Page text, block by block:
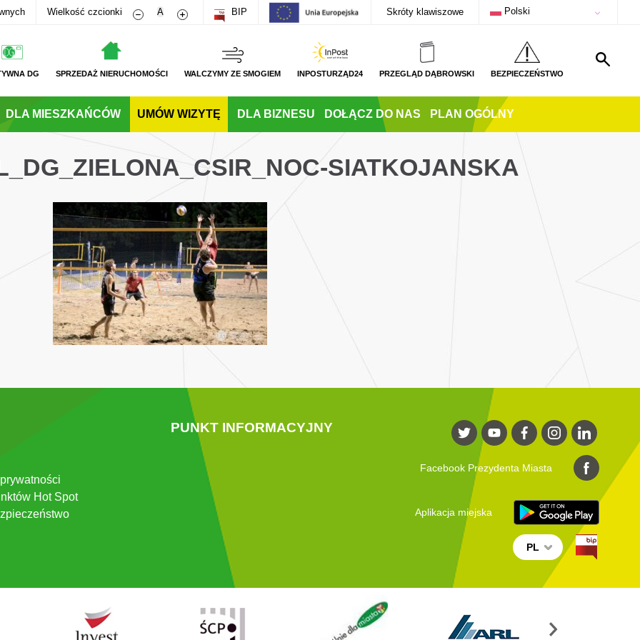
Wielkość czcionki Zmniejsz rozmiar czcionki
A Zwiększ rozmiar czcionki
BIP Skróty klawiszowe Polski
DG SPRZEDAŻ NIERUCHOMOŚCI WALCZYMY ZE SMOGIEM INPOSTURZĄD24 PRZEGLĄD DĄBROWSKI BEZPIECZEŃSTWO
DLA MIESZKAŃCÓW UMÓW WIZYTĘ DLA BIZNESU DOŁĄCZ DO NAS PLAN OGÓLNY
SIATKOJANSKA
Hot Spot
PUNKT INFORMACYJNY
Facebook Prezydenta Miasta
Aplikacja miejska
PL